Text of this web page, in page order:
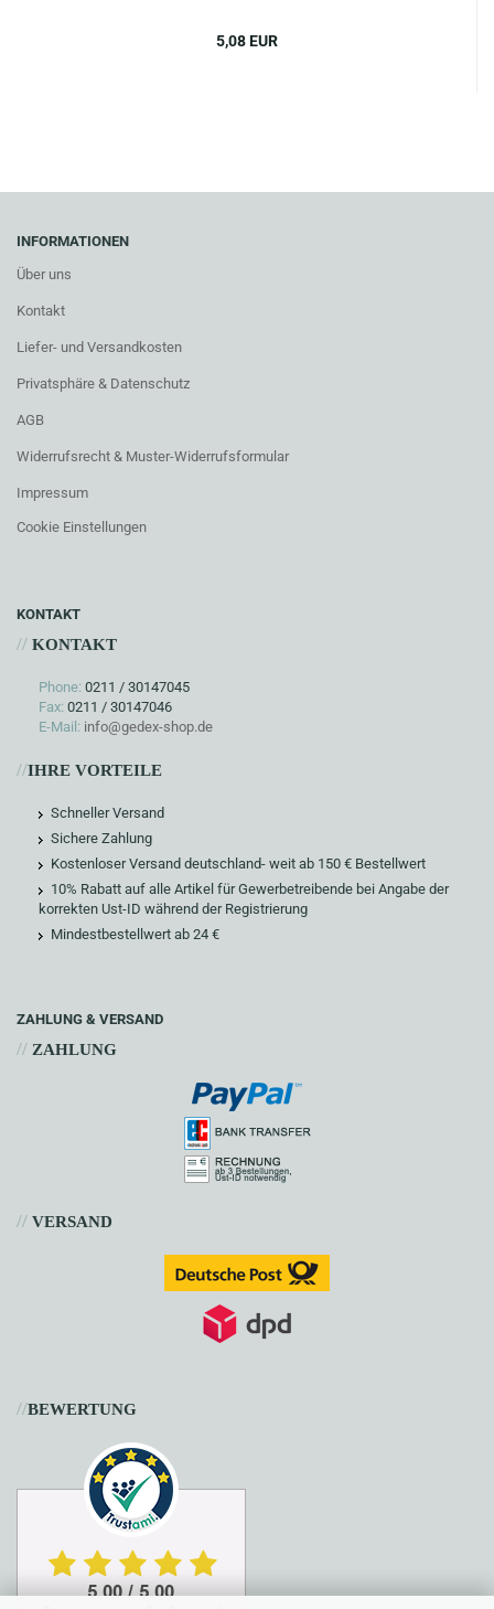
5,08 EUR
INFORMATIONEN
Über uns
Kontakt
Liefer- und Versandkosten
Privatsphäre & Datenschutz
AGB
Widerrufsrecht & Muster-Widerrufsformular
Impressum
Cookie Einstellungen
KONTAKT
// KONTAKT
Phone: 0211 / 30147045
Fax: 0211 / 30147046
E-Mail: info@gedex-shop.de
//IHRE VORTEILE
Schneller Versand
Sichere Zahlung
Kostenloser Versand deutschland- weit ab 150 € Bestellwert
10% Rabatt auf alle Artikel für Gewerbetreibende bei Angabe der
korrekten Ust-ID während der Registrierung
Mindestbestellwert ab 24 €
ZAHLUNG & VERSAND
// ZAHLUNG
// VERSAND
//BEWERTUNG